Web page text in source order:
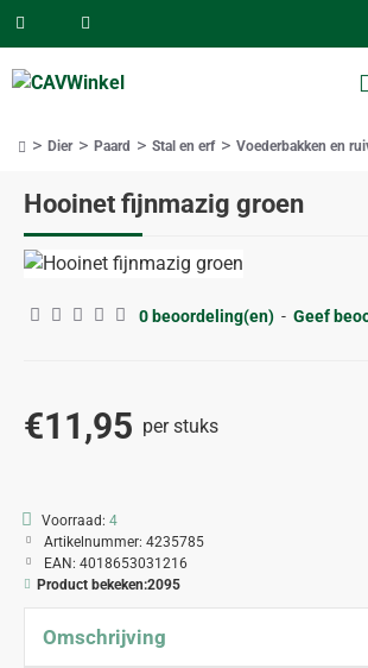
Hooinet fijnmazig groen
Dier Paard Stal en erf Voederbakken en
0 beoordeling(en) - Geef
€11,95 per stuks
Voorraad: 4
Artikelnummer: 4235785
EAN: 4018653031216
Product bekeken:2095
Omschrijving